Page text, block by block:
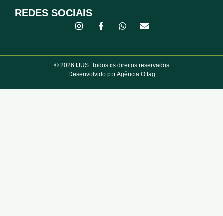
REDES SOCIAIS
© 2026 IJUS. Todos os direitos reservados
Desenvolvido por Agência Ottag